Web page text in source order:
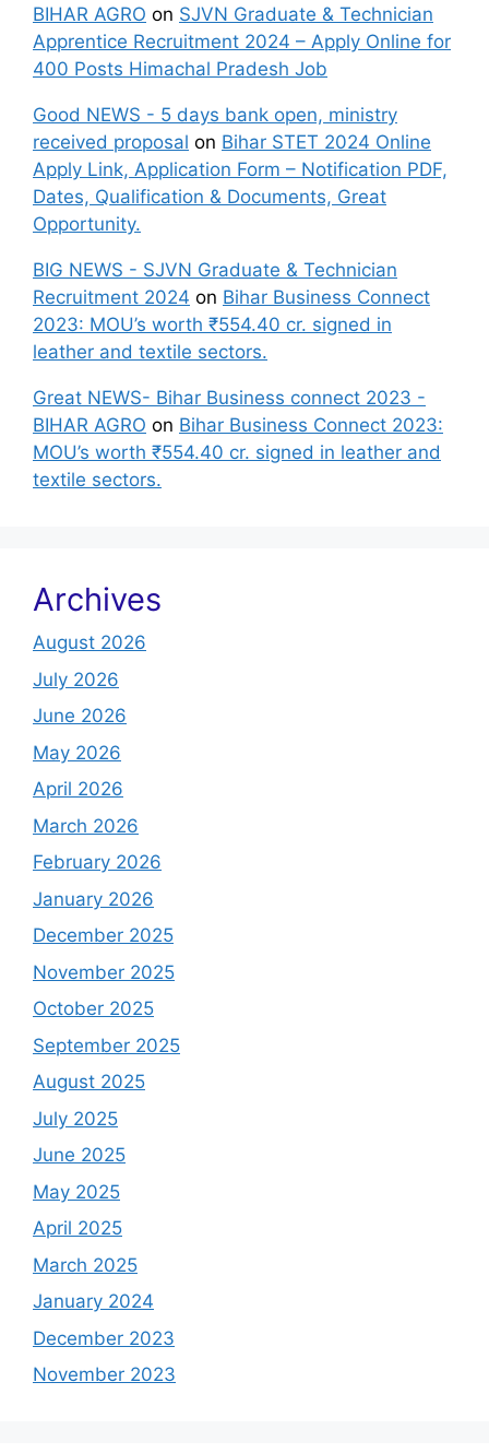
BIHAR AGRO on SJVN Graduate & Technician
Apprentice Recruitment 2024 – Apply Online for
400 Posts Himachal Pradesh Job
Good NEWS - 5 days bank open, ministry
received proposal on Bihar STET 2024 Online
Apply Link, Application Form – Notification PDF,
Dates, Qualification & Documents, Great
Opportunity.
BIG NEWS - SJVN Graduate & Technician
Recruitment 2024 on Bihar Business Connect
2023: MOU’s worth ₹554.40 cr. signed in
leather and textile sectors.
Great NEWS- Bihar Business connect 2023 -
BIHAR AGRO on Bihar Business Connect 2023:
MOU’s worth ₹554.40 cr. signed in leather and
textile sectors.
Archives
August 2026
July 2026
June 2026
May 2026
April 2026
March 2026
February 2026
January 2026
December 2025
November 2025
October 2025
September 2025
August 2025
July 2025
June 2025
May 2025
April 2025
March 2025
January 2024
December 2023
November 2023